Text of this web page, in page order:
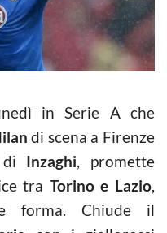
in Serie A che
di scena a Firenze
Inzaghi, promette
tra Torino e Lazio,
forma. Chiude il